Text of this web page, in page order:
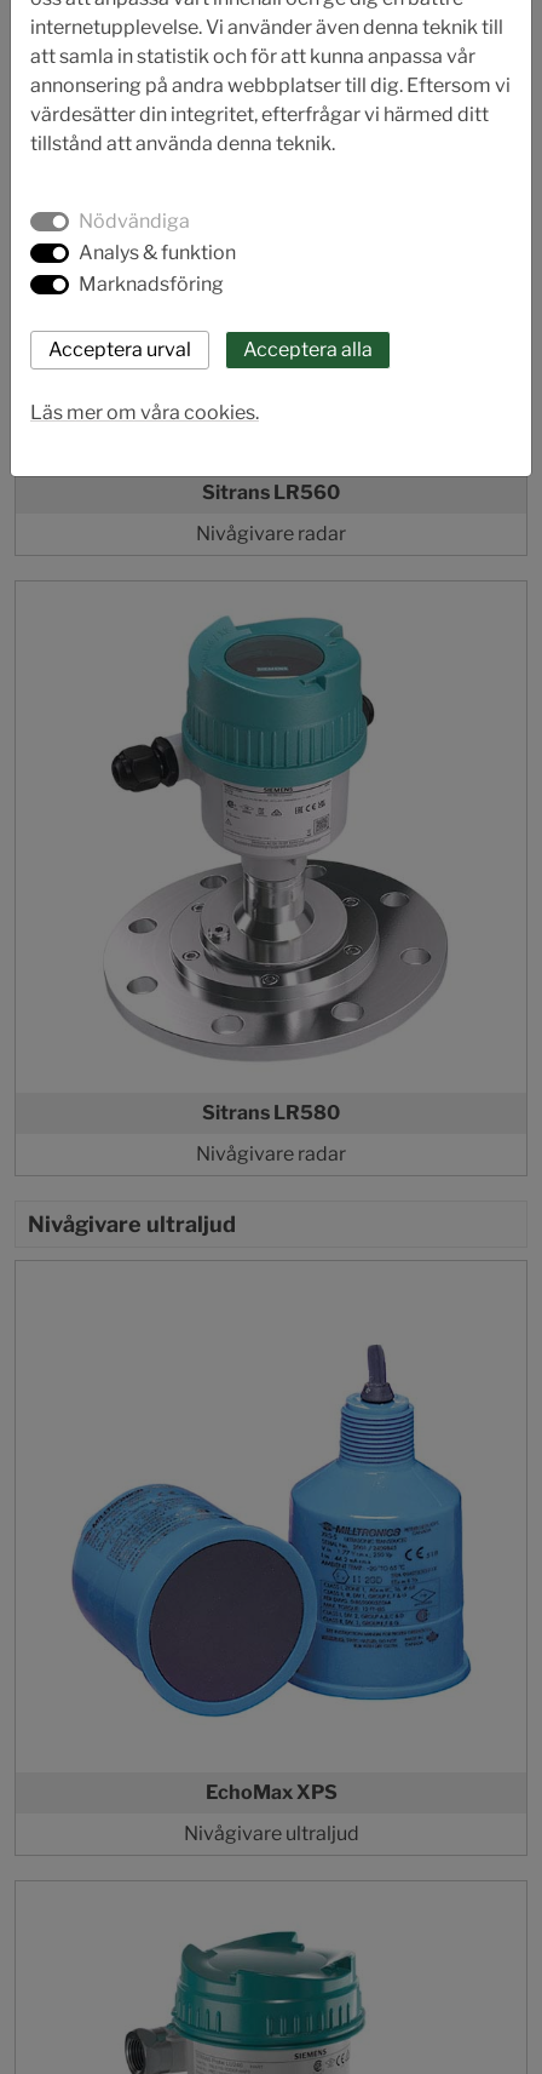
Sitrans LR560
Nivågivare radar
Sitrans LR580
Nivågivare radar
Nivågivare ultraljud
EchoMax XPS
Nivågivare ultraljud
internetupplevelse. Vi använder även denna teknik till
att samla in statistik och för att kunna anpassa vår
annonsering på andra webbplatser till dig. Eftersom vi
värdesätter din integritet, efterfrågar vi härmed ditt
tillstånd att använda denna teknik.
Nödvändiga
Analys & funktion
Marknadsföring
Läs mer om våra cookies.